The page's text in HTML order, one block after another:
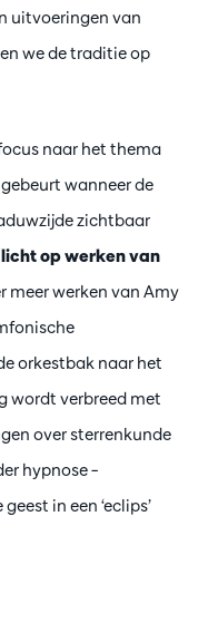
uitvoeringen van
we de traditie op
naar het thema
gebeurt wanneer de
zichtbaar
op werken van
meer werken van Amy
orkestbak naar het
wordt verbreed met
over sterrenkunde
hypnose –
in een ‘eclips’